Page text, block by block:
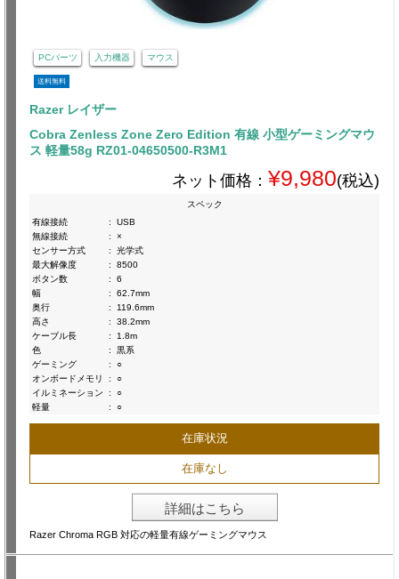
PCパーツ 入力機器 マウス
送料無料
Razer レイザー
Cobra Zenless Zone Zero Edition 有線 小型ゲーミングマウ
ス 軽量58g RZ01-04650500-R3M1
ネット価格： ¥9,980(税込)
スペック
有線接続
:
USB
無線接続
:
×
センサー方式
:
光学式
最大解像度
:
8500
ボタン数
:
6
幅
:
62.7mm
奥行
:
119.6mm
高さ
:
38.2mm
ケーブル長
:
1.8m
色
:
黒系
ゲーミング
:
○
オンボードメモリ
:
○
イルミネーション
:
○
軽量
: ○
在庫状況
在庫なし
詳細はこちら
Razer Chroma RGB 対応の軽量有線ゲーミングマウス